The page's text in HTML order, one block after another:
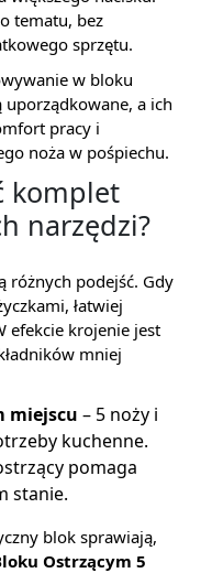
tematu, bez
sprzętu.
w bloku
uporządkowane, a ich
pracy i
noża w pośpiechu.
komplet
narzędzi?
różnych podejść. Gdy
łatwiej
efekcie krojenie jest
mniej
miejscu – 5 noży i
kuchenne.
pomaga
stanie.
blok sprawiają,
Ostrzącym 5